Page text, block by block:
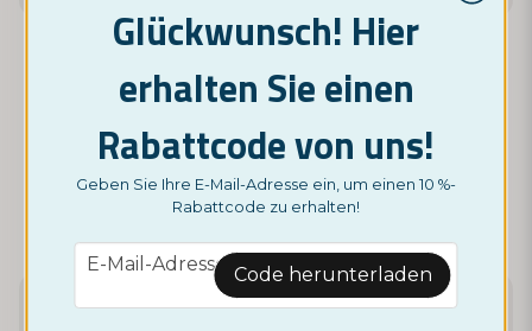
Blut im Stuhl - FOB-Test
8,95 €
KAUFE JETZT
24,95 € 17,95 €
-25%
Glückwunsch! Hier
erhalten Sie einen
Rabattcode von uns!
Geben Sie Ihre E-Mail-Adresse ein, um einen 10 %-
Rabattcode zu erhalten!
email
E-Mail-Adresse Code herunterladen